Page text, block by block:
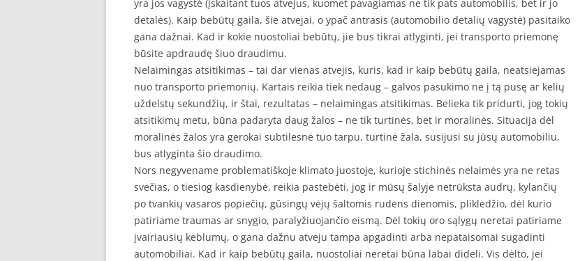
yra jos vagystė (įskaitant tuos atvejus, kuomet pavagiamas ne tik pats automobilis, bet ir jo
detalės). Kaip bebūtų gaila, šie atvejai, o ypač antrasis (automobilio detalių vagystė) pasitaiko
gana dažnai. Kad ir kokie nuostoliai bebūtų, jie bus tikrai atlyginti, jei transporto priemonę
būsite apdraudę šiuo draudimu.
Nelaimingas atsitikimas – tai dar vienas atvejis, kuris, kad ir kaip bebūtų gaila, neatsiejamas
nuo transporto priemonių. Kartais reikia tiek nedaug – galvos pasukimo ne į tą pusę ar kelių
uždelstų sekundžių, ir štai, rezultatas – nelaimingas atsitikimas. Belieka tik pridurti, jog tokių
atsitikimų metu, būna padaryta daug žalos – ne tik turtinės, bet ir moralinės. Situacija dėl
moralinės žalos yra gerokai subtilesnė tuo tarpu, turtinė žala, susijusi su jūsų automobiliu,
bus atlyginta šio draudimo.
Nors negyvename problematiškoje klimato juostoje, kurioje stichinės nelaimės yra ne retas
svečias, o tiesiog kasdienybė, reikia pastebėti, jog ir mūsų šalyje netrūksta audrų, kylančių
po tvankių vasaros popiečių, gūsingų vėjų šaltomis rudens dienomis, plikledžio, dėl kurio
patiriame traumas ar snygio, paralyžiuojančio eismą. Dėl tokių oro sąlygų neretai patiriame
įvairiausių keblumų, o gana dažnu atveju tampa apgadinti arba nepataisomai sugadinti
automobiliai. Kad ir kaip bebūtų gaila, nuostoliai neretai būna labai dideli. Vis dėlto, jei